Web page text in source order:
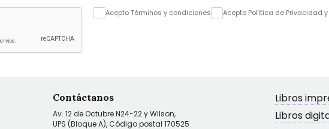
Acepto Términos y condiciones Acepto Política de Privacidad
Contáctanos
Av. 12 de Octubre N24-22 y Wilson,
UPS (Bloque A), Código postal 170525
Libros
Libros